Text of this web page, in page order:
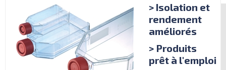
> Isolation et
rendement
améliorés
> Produits
prêt à l'emploi